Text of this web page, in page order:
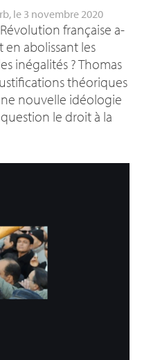
, le 3 novembre 2020
française a-
abolissant les
inégalités ? Thomas
théoriques
nouvelle idéologie
le droit à la